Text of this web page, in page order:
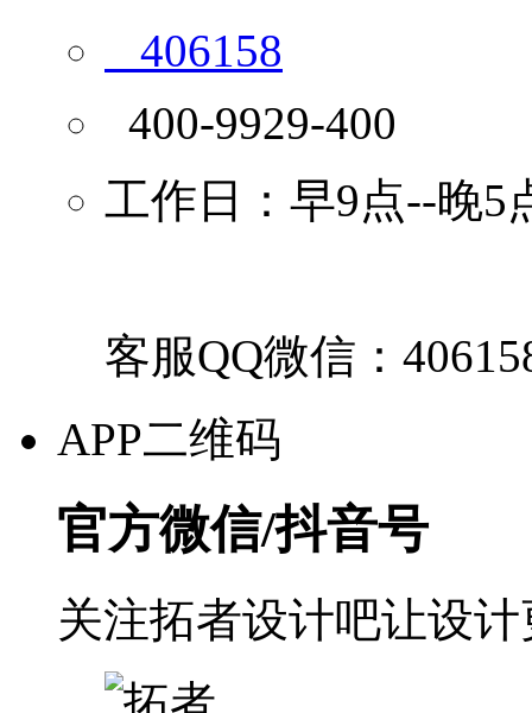
406158
400-9929-400
工作日：早9点--晚5
客服QQ微信：
APP二维码
官方微信/抖音号
关注拓者设计吧让设